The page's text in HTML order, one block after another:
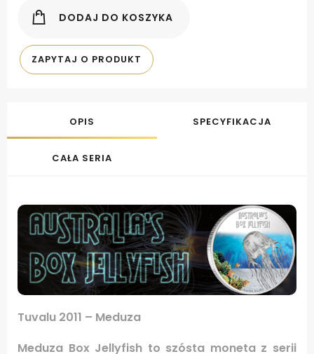
DODAJ DO KOSZYKA
ZAPYTAJ O PRODUKT
OPIS SPECYFIKACJA
CAŁA SERIA
Tuvalu 2011 – Meduza
Meduza Box Jellyfish to szósta moneta z serii